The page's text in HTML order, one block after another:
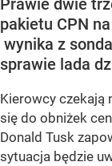
Prawie dwie
pakietu CPN
wynika z
sprawie lada
Kierowcy czekają
się do obniżek
Donald Tusk
sytuacja będzie